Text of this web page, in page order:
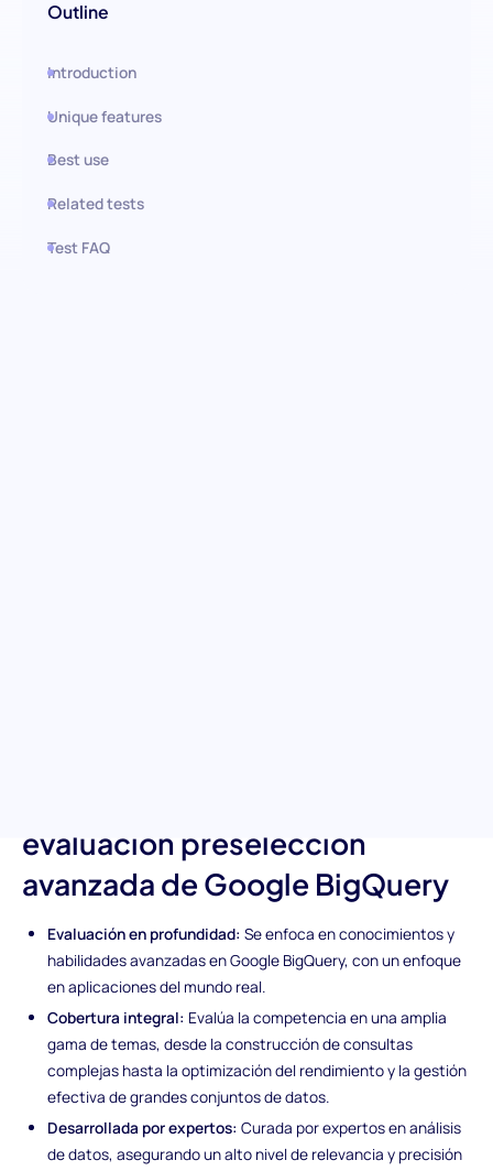
Outline
Introduction
Unique features
Best use
Related tests
Test FAQ
evaluación preselección
avanzada de Google BigQuery
Evaluación en profundidad: Se enfoca en conocimientos y
habilidades avanzadas en Google BigQuery, con un enfoque
en aplicaciones del mundo real.
Cobertura integral: Evalúa la competencia en una amplia
gama de temas, desde la construcción de consultas
complejas hasta la optimización del rendimiento y la gestión
efectiva de grandes conjuntos de datos.
Desarrollada por expertos: Curada por expertos en análisis
de datos, asegurando un alto nivel de relevancia y precisión